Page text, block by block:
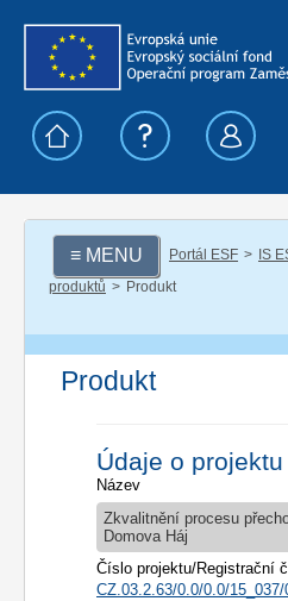
≡ MENU Portál ESF IS
produktů
Produkt
Produkt
Údaje o projektu
Název
Zkvalitnění procesu
Domova Háj
Číslo projektu/Registrační
CZ.03.2.63/0.0/0.0/15_037/